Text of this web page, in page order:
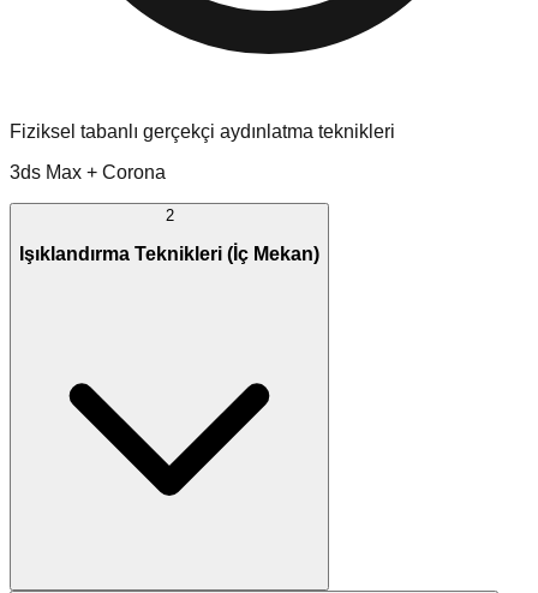
Fiziksel tabanlı gerçekçi aydınlatma teknikleri
3ds Max + Corona
2
Işıklandırma Teknikleri (İç Mekan)